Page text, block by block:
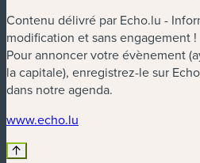
Contenu délivré par Echo.lu -
modification et sans engagement !
Pour annoncer votre évènement
la capitale), enregistrez-le sur
dans notre agenda.
www.echo.lu